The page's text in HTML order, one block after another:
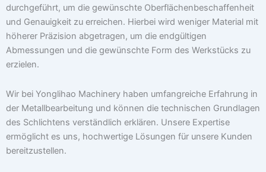
durchgeführt, um die gewünschte Oberflächenbeschaffenheit
und Genauigkeit zu erreichen. Hierbei wird weniger Material mit
höherer Präzision abgetragen, um die endgültigen
Abmessungen und die gewünschte Form des Werkstücks zu
erzielen.
Wir bei Yonglihao Machinery haben umfangreiche Erfahrung in
der Metallbearbeitung und können die technischen Grundlagen
des Schlichtens verständlich erklären. Unsere Expertise
ermöglicht es uns, hochwertige Lösungen für unsere Kunden
bereitzustellen.